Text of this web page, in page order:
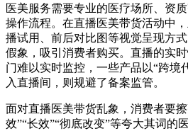
医美服务需要专业的医疗场所、资
操作流程。在直播医美带货活动中
播试用、前后对比图等视觉呈现方
假象，吸引消费者购买。直播的实
门难以实时监控，一些产品以“跨境
入直播间，则规避了备案监管。
面对直播医美带货乱象，消费者要
效”“长效”“彻底改变”等夸大其词的